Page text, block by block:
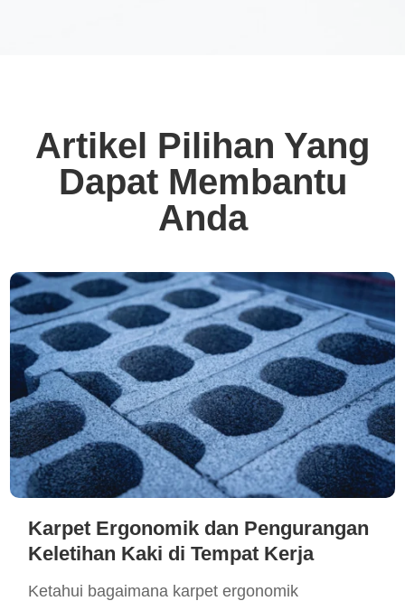
Artikel Pilihan Yang
Dapat Membantu
Anda
Karpet Ergonomik dan Pengurangan
Keletihan Kaki di Tempat Kerja
Ketahui bagaimana karpet ergonomik